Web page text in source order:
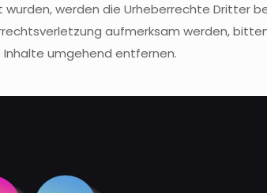
werden die Urheberrechte Dritter
aufmerksam werden,
umgehend entfernen.